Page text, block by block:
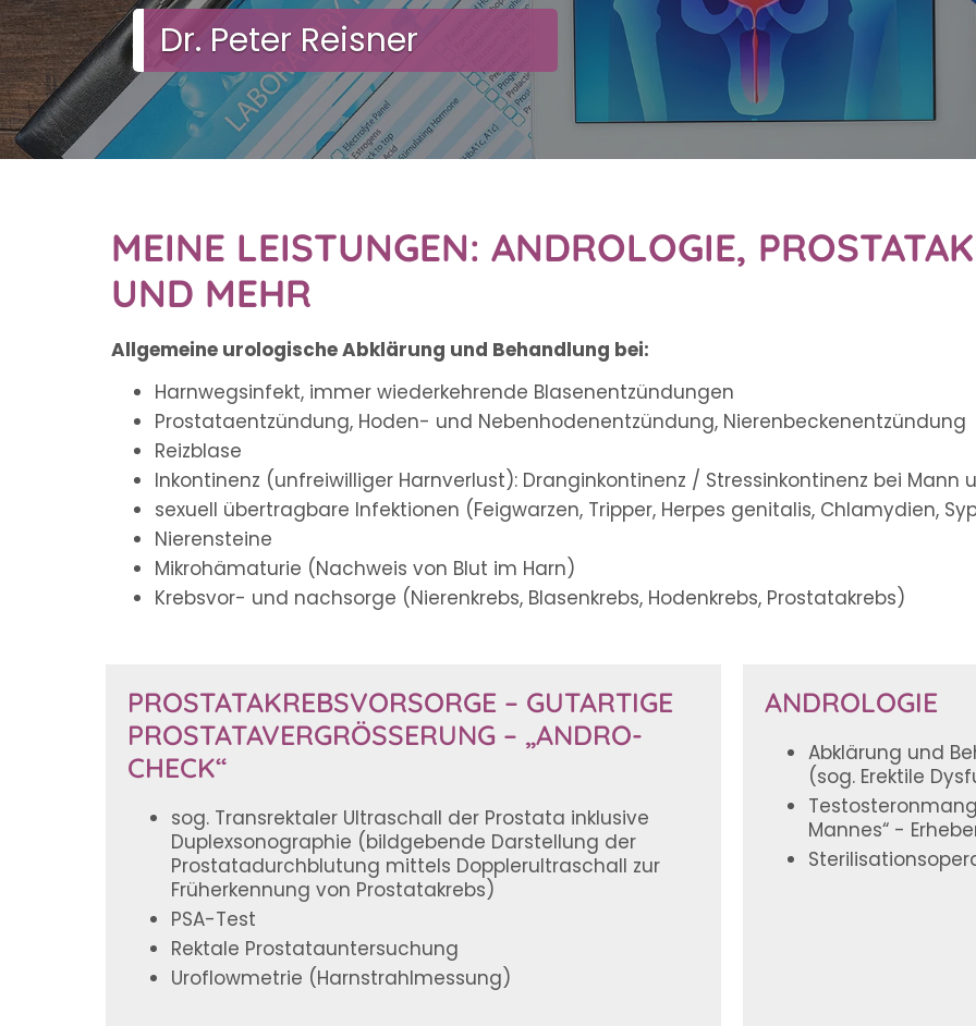
Dr. Peter Reisner
MEINE LEISTUNGEN: ANDROLOGIE,
UND MEHR
Allgemeine urologische Abklärung und Behandlung bei:
Harnwegsinfekt, immer wiederkehrende Blasenentzündungen
Prostataentzündung, Hoden- und Nebenhodenentzündung, Nierenbeckenentzündung
Reizblase
Inkontinenz (unfreiwilliger Harnverlust): Dranginkontinenz / Stressinkontinenz bei Mann
sexuell übertragbare Infektionen (Feigwarzen, Tripper, Herpes genitalis, Chlamydien,
Nierensteine
Mikrohämaturie (Nachweis von Blut im Harn)
Krebsvor- und nachsorge (Nierenkrebs, Blasenkrebs, Hodenkrebs, Prostatakrebs)
PROSTATAKREBSVORSORGE – GUTARTIGE
PROSTATAVERGRÖSSERUNG – „ANDRO-C
HECK“
sog. Transrektaler Ultraschall der Prostata inklusive
Duplexsonographie (bildgebende Darstellung der
Prostatadurchblutung mittels Dopplerultraschall zur
Früherkennung von Prostatakrebs)
PSA-Test
Rektale Prostatauntersuchung
Uroflowmetrie (Harnstrahlmessung)
ANDROLOGIE
Abklärung und
(sog. Erektile
Mannes“ -